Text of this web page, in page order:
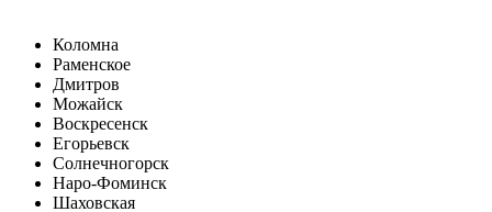
Коломна
Раменское
Дмитров
Можайск
Воскресенск
Егорьевск
Солнечногорск
Наро-Фоминск
Шаховская